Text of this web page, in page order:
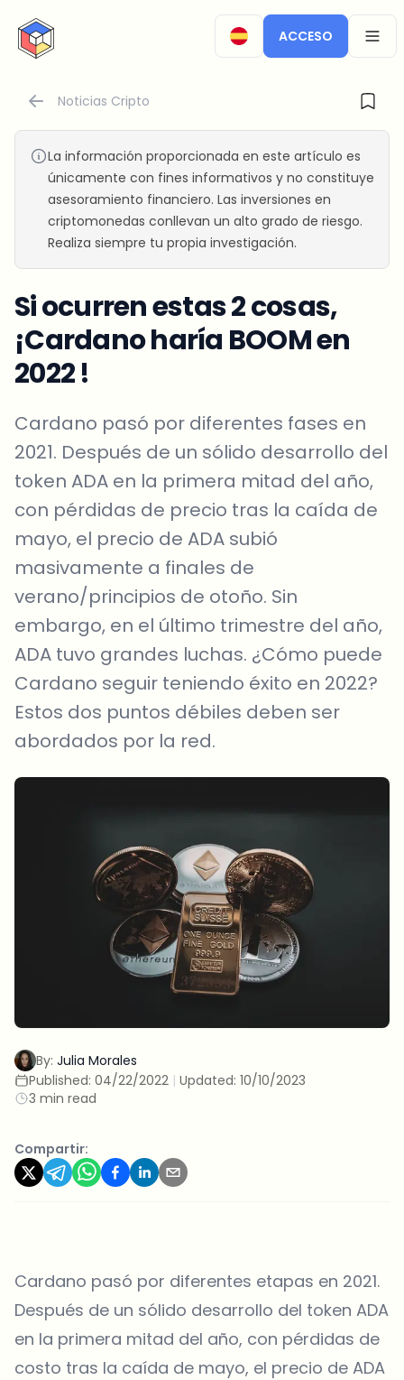
CryptoTicker
ACCESO
Noticias Cripto
La información proporcionada en este artículo es
únicamente con fines informativos y no constituye
asesoramiento financiero. Las inversiones en
criptomonedas conllevan un alto grado de riesgo.
Realiza siempre tu propia investigación.
Si ocurren estas 2 cosas,
¡Cardano haría BOOM en
2022 !
Cardano pasó por diferentes fases en
2021. Después de un sólido desarrollo del
token ADA en la primera mitad del año,
con pérdidas de precio tras la caída de
mayo, el precio de ADA subió
masivamente a finales de
verano/principios de otoño. Sin
embargo, en el último trimestre del año,
ADA tuvo grandes luchas. ¿Cómo puede
Cardano seguir teniendo éxito en 2022?
Estos dos puntos débiles deben ser
abordados por la red.
By: Julia Morales
Published: 04/22/2022 | Updated: 10/10/2023
3 min read
Compartir:
Cardano pasó por diferentes etapas en 2021.
Después de un sólido desarrollo del token ADA
en la primera mitad del año, con pérdidas de
costo tras la caída de mayo, el precio de ADA